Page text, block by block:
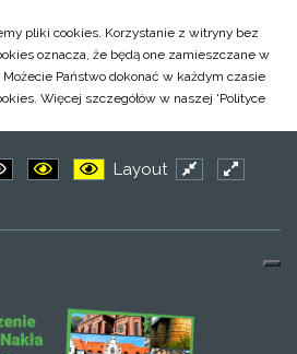
pliki cookies. Korzystanie z witryny bez
oznacza, że będą one zamieszczane w
Państwo dokonać w każdym czasie
Więcej szczegółów w naszej 'Polityce
Layout